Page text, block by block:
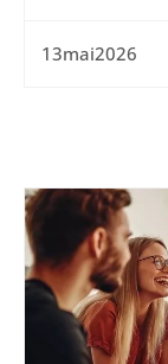
13mai2026